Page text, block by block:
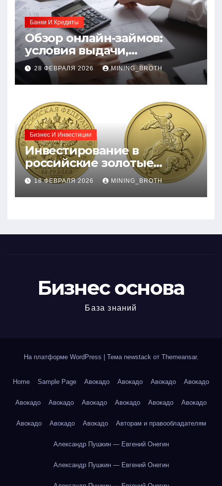
Банки И Кредиты
Обзор онлайн-займов:
условия выдачи,
процентные ставки и
требования к заемщикам
28 ФЕВРАЛЯ 2026 MINING_BROTH
Бизнес И Инвестиции
Инвестирование в
российские золотые
монеты: подробное
руководство
18 ФЕВРАЛЯ 2026 MINING_BROTH
Бизнес основа
База знаний
На платформе WordPress Тема newstack от Themeansar.
Home Sample Page Авокадо Авокадо Авокадо Авокадо
Авокадо Авокадо Авокадо Авокадо Авокадо Авокадо
Авокадо Авокадо Авокадо Авторам и правообладателям
Александр Пушкин — Евгений Онегин
Александр Пушкин — Евгений Онегин